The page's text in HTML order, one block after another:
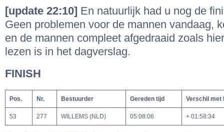
[update 22:10] En natuurlijk had u nog de
Geen problemen voor de mannen vandaag,
en de mannen compleet afgedraaid zoals
lezen is in het dagverslag.
FINISH
Pos. Nr. Bestuurder Gereden tijd Verschil met
53 277 WILLEMS (NLD) 05:08:06 + 01:58:34